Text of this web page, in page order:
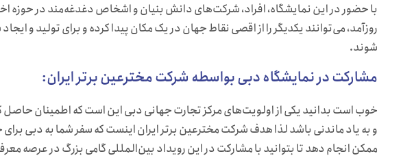
با حضور در این نمایشگاه، افراد، شرکت‌های دانش بنیان و اشخاص دغدغه‌مند در حوزه
روزآمد، می‌توانند یکدیگر را از اقصی نقاط جهان در یک مکان پیدا کرده و برای تولید و
شوند.
مشارکت در نمایشگاه دبی بواسطه شرکت مخترعین برتر ایران:
خوب است بدانید یکی از اولویت‌های مرکز تجارت جهانی دبی این است که اطمینان حاصل
و به یاد ماندنی باشد لذا هدف شرکت مخترعین برتر ایران اینست که سفر شما به دبی
ممکن انجام دهد تا بتوانید با مشارکت در این رویداد بین‌المللی گامی بزرگ در عرصه